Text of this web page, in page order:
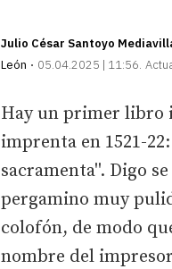
Julio César Santoyo
León
05.04.2025 | 11:56
Hay un primer libro
imprenta en 1521-
sacramenta''. Digo
pergamino muy
colofón, de modo
nombre del